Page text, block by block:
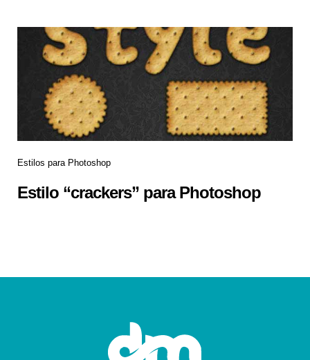
Estilos para Photoshop
Estilo “crackers” para Photoshop